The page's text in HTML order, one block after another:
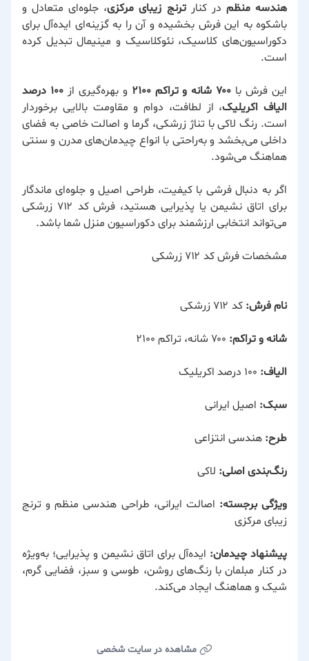
هندسه منظم در کنارترنج زیبای مرکزی، جلوه‌ای متعادل و
باشکوه به این فرش بخشیده و آن را به گزینه‌ای ایده‌آل برای
دکوراسیون‌های کلاسیک، نئوکلاسیک و مینیمال تبدیل کرده
است.
این فرش با ۷۰۰ شانه و تراکم ۲۱۰۰ و بهره‌گیری از
۱۰۰ درصد
الیاف اکریلیک، از لطافت، دوام و مقاومت بالایی برخوردار
است. رنگ لاکی با تناژ زرشکی، گرما و اصالت خاصی به فضای
داخلی می‌بخشد و به‌راحتی با انواع چیدمان‌های مدرن و سنتی
هماهنگ می‌شود.
اگر به دنبال فرشی با کیفیت، طراحی اصیل و جلوه‌ای ماندگار
برای اتاق نشیمن یا پذیرایی هستید، فرش کد ۷۱۲ زرشکی
می‌تواند انتخابی ارزشمند برای دکوراسیون منزل شما باشد.
مشخصات فرش کد ۷۱۲ زرشکی
نام فرش: کد ۷۱۲ زرشکی
شانه و تراکم:
الیاف:
سبک: اصیل ایرانی
طرح: هندسی انتزاعی
رنگ‌بندی اصلی: لاکی
ویژگی برجسته: اصالت ایرانی، طراحی هندسی منظم و ترنج
زیبای مرکزی
پیشنهاد چیدمان: ایده‌آل برای اتاق نشیمن و پذیرایی؛ به‌ویژه
در کنار مبلمان با رنگ‌های روشن، طوسی و سبز، فضایی گرم،
شیک و هماهنگ ایجاد می‌کند.
مشاهده در سایت شخصی